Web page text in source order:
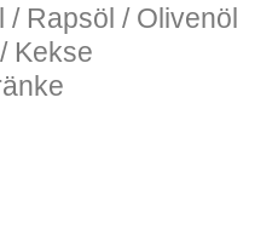
/ Rapsöl / Olivenöl
Kekse